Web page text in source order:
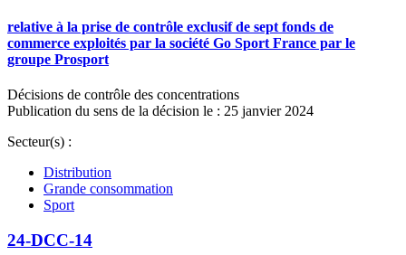
relative à la prise de contrôle exclusif de sept fonds de
commerce exploités par la société Go Sport France par le
groupe Prosport
Décisions de contrôle des concentrations
Publication du sens de la décision le : 25 janvier 2024
Secteur(s) :
Distribution
Grande consommation
Sport
24-DCC-14